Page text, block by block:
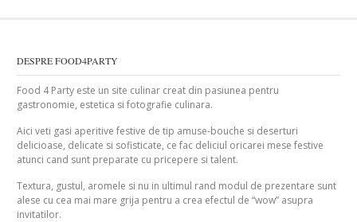
DESPRE FOOD4PARTY
Food 4 Party este un site culinar creat din pasiunea pentru
gastronomie, estetica si fotografie culinara.
Aici veti gasi aperitive festive de tip amuse-bouche si deserturi
delicioase, delicate si sofisticate, ce fac deliciul oricarei mese festive
atunci cand sunt preparate cu pricepere si talent.
Textura, gustul, aromele si nu in ultimul rand modul de prezentare sunt
alese cu cea mai mare grija pentru a crea efectul de “wow” asupra
invitatilor.